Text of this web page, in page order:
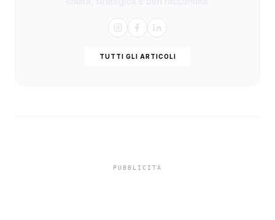
TUTTI GLI ARTICOLI